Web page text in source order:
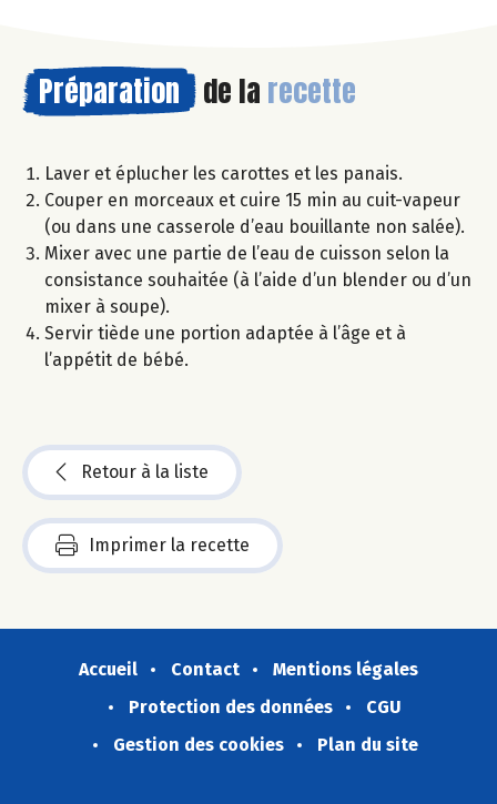
Préparation de la recette
Laver et éplucher les carottes et les panais.
Couper en morceaux et cuire 15 min au cuit-vapeur
(ou dans une casserole d’eau bouillante non salée).
Mixer avec une partie de l’eau de cuisson selon la
consistance souhaitée (à l’aide d’un blender ou d’un
mixer à soupe).
Servir tiède une portion adaptée à l’âge et à
l’appétit de bébé.
Retour à la liste
Imprimer la recette
Accueil Contact
Mentions légales
Protection des données
CGU
Gestion des cookies
Plan du site